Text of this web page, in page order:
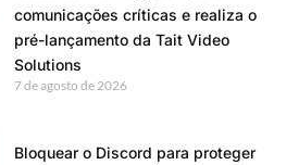
comunicações críticas e realiza o
pré-lançamento da Tait Video
Solutions
7 de agosto de 2026
Bloquear o Discord para proteger